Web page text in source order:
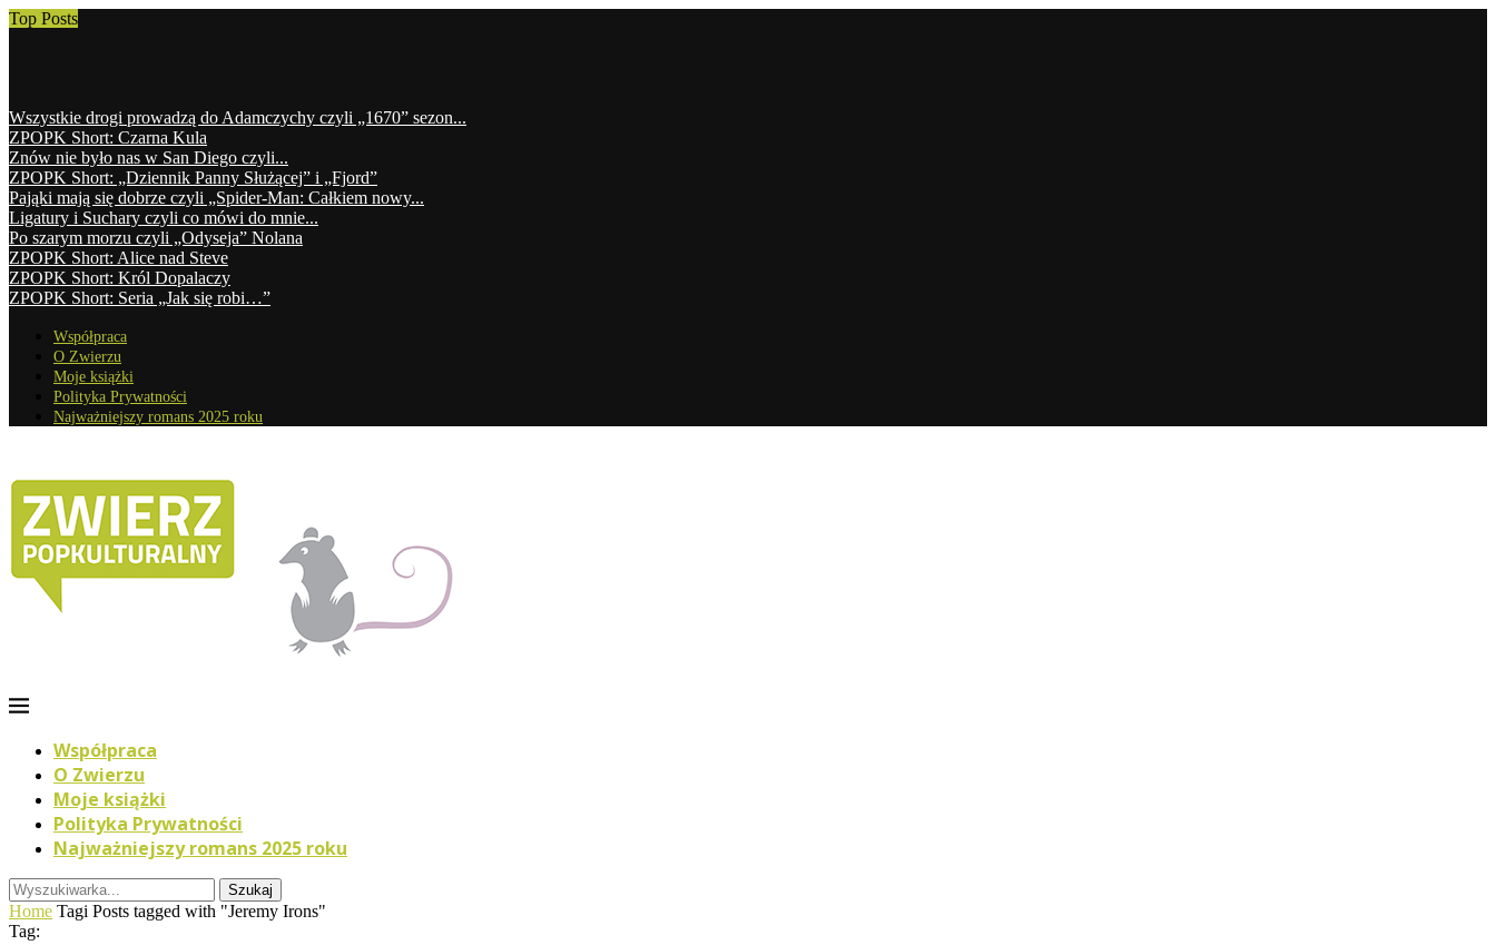
Top Posts
Wszystkie drogi prowadzą do Adamczychy czyli „1670” sezon...
ZPOPK Short: Czarna Kula
Znów nie było nas w San Diego czyli...
ZPOPK Short: „Dziennik Panny Służącej” i „Fjord”
Pająki mają się dobrze czyli „Spider-Man: Całkiem nowy...
Ligatury i Suchary czyli co mówi do mnie...
Po szarym morzu czyli „Odyseja” Nolana
ZPOPK Short: Alice nad Steve
ZPOPK Short: Król Dopalaczy
ZPOPK Short: Seria „Jak się robi…”
Współpraca
O Zwierzu
Moje książki
Polityka Prywatności
Najważniejszy romans 2025 roku
Współpraca
O Zwierzu
Moje książki
Polityka Prywatności
Najważniejszy romans 2025 roku
Szukaj
Home Tagi Posts tagged with "Jeremy Irons"
Tag: